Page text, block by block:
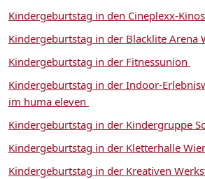
Kindergeburtstag in den Cineplexx-Kinos
Kindergeburtstag in der Blacklite Arena
Kindergeburtstag in der Fitnessunion
Kindergeburtstag in der Indoor-
im huma eleven
Kindergeburtstag in der Kindergruppe
Kindergeburtstag in der Kletterhalle
Kindergeburtstag in der Kreativen